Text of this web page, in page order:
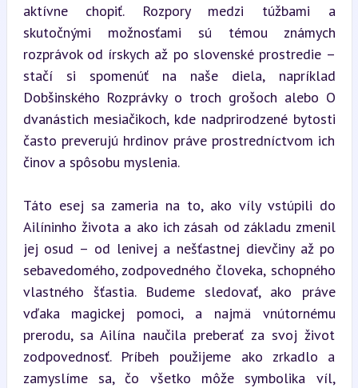
aktívne chopiť. Rozpory medzi túžbami a
skutočnými možnosťami sú témou známych
rozprávok od írskych až po slovenské prostredie –
stačí si spomenúť na naše diela, napríklad
Dobšinského Rozprávky o troch grošoch alebo O
dvanástich mesiačikoch, kde nadprirodzené bytosti
často preverujú hrdinov práve prostredníctvom ich
činov a spôsobu myslenia.
Táto esej sa zameria na to, ako víly vstúpili do
Ailíninho života a ako ich zásah od základu zmenil
jej osud – od lenivej a nešťastnej dievčiny až po
sebavedomého, zodpovedného človeka, schopného
vlastného šťastia. Budeme sledovať, ako práve
vďaka magickej pomoci, a najmä vnútornému
prerodu, sa Ailína naučila preberať za svoj život
zodpovednosť. Príbeh použijeme ako zrkadlo a
zamyslíme sa, čo všetko môže symbolika víl,